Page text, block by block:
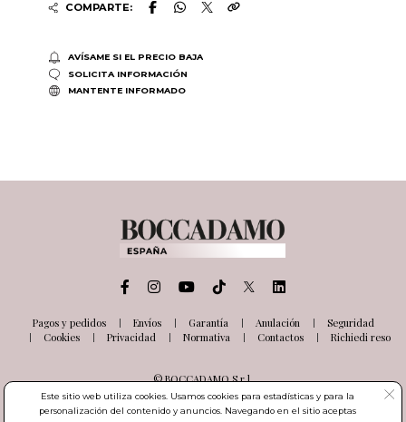
COMPARTE:
AVÍSAME SI EL PRECIO BAJA
SOLICITA INFORMACIÓN
MANTENTE INFORMADO
Pagos y pedidos Envíos Garantía Anulación
Seguridad
Cookies
Privacidad Normativa Contactos Richiedi reso
© BOCCADAMO S.r.l.
Via delle Industrie, 26
03100 Frosinone (FR) Italia
Este sitio web utiliza cookies. Usamos cookies para estadísticas y para la
personalización del contenido y anuncios. Navegando en el sitio aceptas